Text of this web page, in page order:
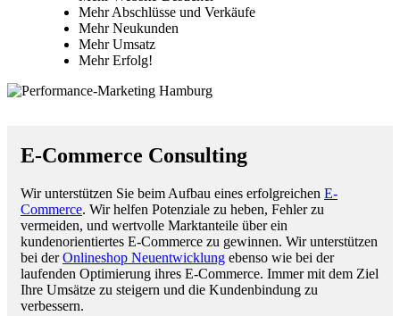
Mehr Abschlüsse und Verkäufe
Mehr Neukunden
Mehr Umsatz
Mehr Erfolg!
E-Commerce Consulting
Wir unterstützen Sie beim Aufbau eines erfolgreichen E-
Commerce. Wir helfen Potenziale zu heben, Fehler zu
vermeiden, und wertvolle Marktanteile über ein
kundenorientiertes E-Commerce zu gewinnen. Wir unterstützen
bei derOnlineshop Neuentwicklung ebenso wie bei der
laufenden Optimierung ihres E-Commerce. Immer mit dem Ziel
Ihre Umsätze zu steigern und die Kundenbindung zu
verbessern.